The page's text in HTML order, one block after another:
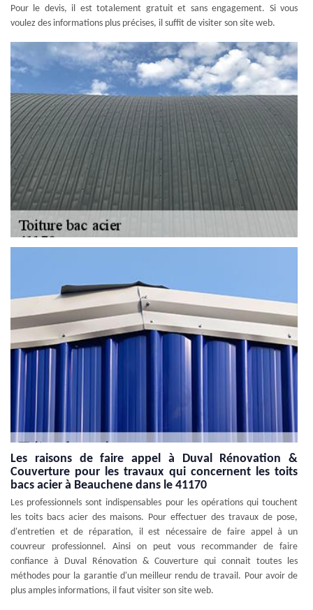
Pour le devis, il est totalement gratuit et sans engagement. Si vous
voulez des informations plus précises, il suffit de visiter son site web.
Les raisons de faire appel à Duval Rénovation &
Couverture pour les travaux qui concernent les toits
bacs acier à Beauchene dans le 41170
Les professionnels sont indispensables pour les opérations qui touchent
les toits bacs acier des maisons. Pour effectuer des travaux de pose,
d'entretien et de réparation, il est nécessaire de faire appel à un
couvreur professionnel. Ainsi on peut vous recommander de faire
confiance à Duval Rénovation & Couverture qui connait toutes les
méthodes pour la garantie d'un meilleur rendu de travail. Pour avoir de
plus amples informations, il faut visiter son site web.